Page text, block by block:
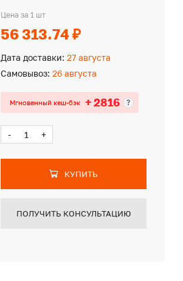
Цена за 1 шт
56 313.74 ₽
Дата доставки: 27 августа
Самовывоз: 26 августа
Мгновенный кеш-бэк + 2816 ?
- +
КУПИТЬ
ПОЛУЧИТЬ КОНСУЛЬТАЦИЮ